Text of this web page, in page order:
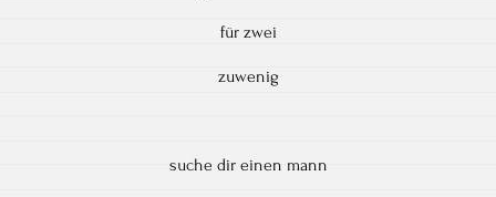
für zwei
zuwenig
suche dir einen mann